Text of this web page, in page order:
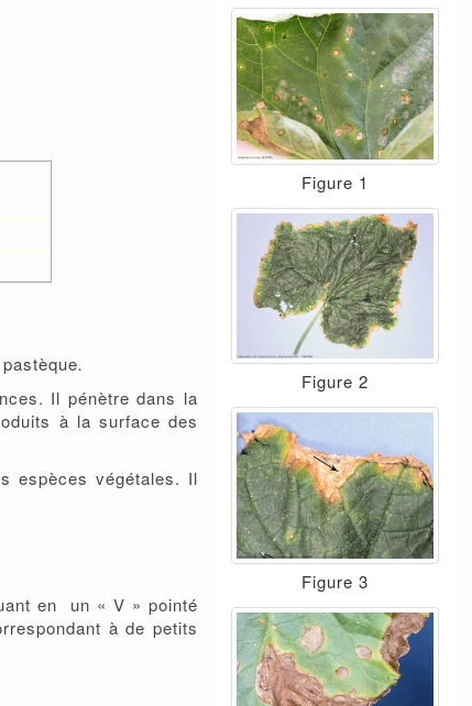
.
Il pénètre dans la
à la surface des
espèces végétales. Il
en un « V » pointé
à de petits
Figure 1
Figure 2
Figure 3